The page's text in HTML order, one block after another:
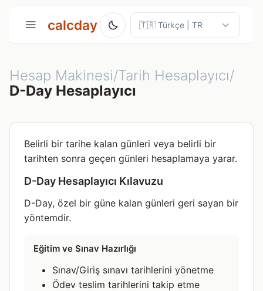
calcday
Hesap Makinesi/Tarih Hesaplayıcı/
D-Day Hesaplayıcı
Belirli bir tarihe kalan günleri veya belirli bir
tarihten sonra geçen günleri hesaplamaya yarar.
D-Day Hesaplayıcı Kılavuzu
D-Day, özel bir güne kalan günleri geri sayan bir
yöntemdir.
Eğitim ve Sınav Hazırlığı
Sınav/Giriş sınavı tarihlerini yönetme
Ödev teslim tarihlerini takip etme